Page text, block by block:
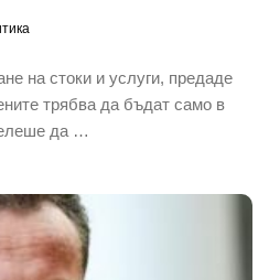
на стоки и услуги, предаде
трябва да бъдат само в
да …